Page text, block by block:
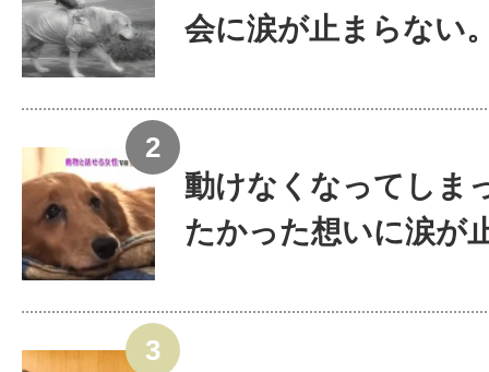
会に涙が止まらない
動けなくなってしま
たかった想いに涙が